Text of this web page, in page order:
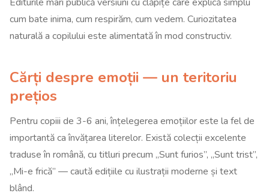
cum bate inima, cum respirăm, cum vedem. Curiozitatea
naturală a copilului este alimentată în mod constructiv.
Cărți despre emoții — un teritoriu
prețios
Pentru copiii de 3-6 ani, înțelegerea emoțiilor este la fel de
importantă ca învățarea literelor. Există colecții excelente
traduse în română, cu titluri precum „Sunt furios”, „Sunt trist”,
„Mi-e frică” — caută edițiile cu ilustrații moderne și text
blând.